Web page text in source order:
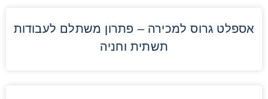
אספלט גרוס למכירה – פתרון משתלם לעבודות
תשתית וחניה